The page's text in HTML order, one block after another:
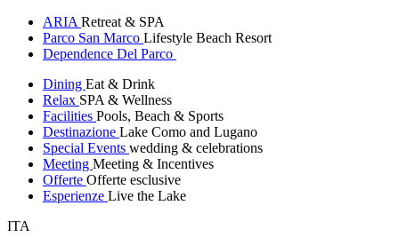
ARIA Retreat & SPA
Parco San Marco Lifestyle Beach Resort
Dependence Del Parco
Dining Eat & Drink
Relax SPA & Wellness
Facilities Pools, Beach & Sports
Destinazione Lake Como and Lugano
Special Events wedding & celebrations
Meeting Meeting & Incentives
Offerte Offerte esclusive
Esperienze Live the Lake
ITA